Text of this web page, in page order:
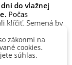
do vlažnej
Počas
klíčiť. Semená by
, klíčenie prebieha
zákonmi na
cookies.
súhlas.